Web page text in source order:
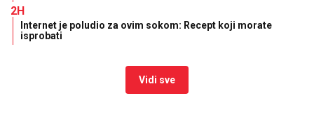
2H
Internet je poludio za ovim sokom: Recept koji morate
isprobati
Vidi sve